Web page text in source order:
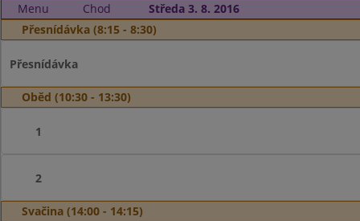
Menu Chod
Středa 3. 8. 2016
Přesnídávka (8:15 - 8:30)
Přesnídávka
Oběd (10:30 - 13:30)
1
2
Svačina (14:00 - 14:15)